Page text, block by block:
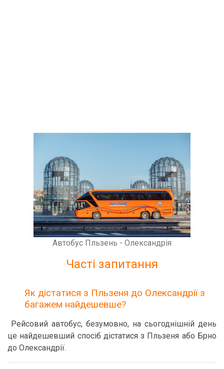
Автобус Пльзень - Олександрія
Часті запитання
Як дістатися з Пльзеня до Олександрії з
багажем найдешевше?
Рейсовий автобус, безумовно, на сьогоднішній день
це найдешевший спосіб дістатися з Пльзеня або Брно
до Олександрії.